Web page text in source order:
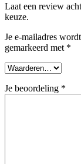
Laat een review
keuze.
Je e-mailadres
gemarkeerd met *
Je beoordeling *